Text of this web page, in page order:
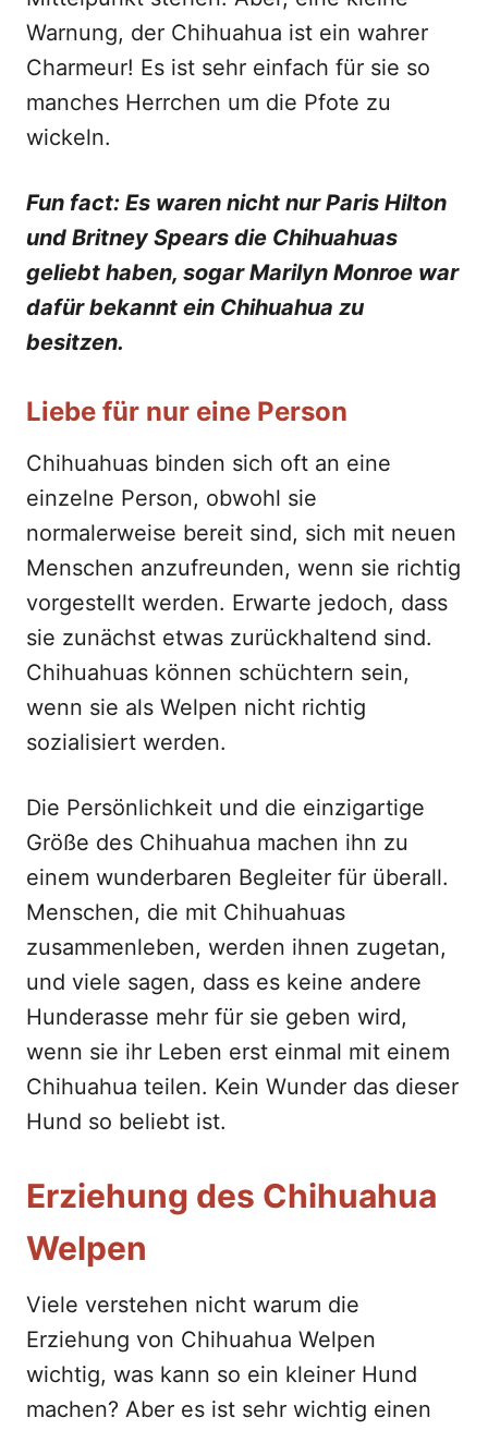
Warnung, der Chihuahua ist ein wahrer
Charmeur! Es ist sehr einfach für sie so
manches Herrchen um die Pfote zu
wickeln.
Fun fact: Es waren nicht nur Paris Hilton
und Britney Spears die Chihuahuas
geliebt haben, sogar Marilyn Monroe war
dafür bekannt ein Chihuahua zu
besitzen.
Liebe für nur eine Person
Chihuahuas binden sich oft an eine
einzelne Person, obwohl sie
normalerweise bereit sind, sich mit neuen
Menschen anzufreunden, wenn sie richtig
vorgestellt werden. Erwarte jedoch, dass
sie zunächst etwas zurückhaltend sind.
Chihuahuas können schüchtern sein,
wenn sie als Welpen nicht richtig
sozialisiert werden.
Die Persönlichkeit und die einzigartige
Größe des Chihuahua machen ihn zu
einem wunderbaren Begleiter für überall.
Menschen, die mit Chihuahuas
zusammenleben, werden ihnen zugetan,
und viele sagen, dass es keine andere
Hunderasse mehr für sie geben wird,
wenn sie ihr Leben erst einmal mit einem
Chihuahua teilen. Kein Wunder das dieser
Hund so beliebt ist.
Erziehung des Chihuahua
Welpen
Viele verstehen nicht warum die
Erziehung von Chihuahua Welpen
wichtig, was kann so ein kleiner Hund
machen? Aber es ist sehr wichtig einen